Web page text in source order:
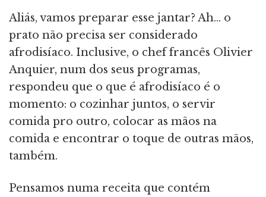
Aliás, vamos preparar esse jantar? Ah... o
prato não precisa ser considerado
afrodisíaco. Inclusive, o chef francês Olivier
Anquier, num dos seus programas,
respondeu que o que é afrodisíaco é o
momento: o cozinhar juntos, o servir
comida pro outro, colocar as mãos na
comida e encontrar o toque de outras mãos,
também.
Pensamos numa receita que contém